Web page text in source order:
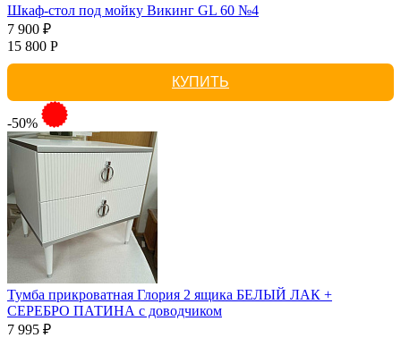
Шкаф-стол под мойку Викинг GL 60 №4
7 900 ₽
15 800 Р
КУПИТЬ
-50%
Тумба прикроватная Глория 2 ящика БЕЛЫЙ ЛАК +
СЕРЕБРО ПАТИНА с доводчиком
7 995 ₽